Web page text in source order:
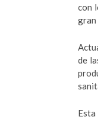
con
gran
de